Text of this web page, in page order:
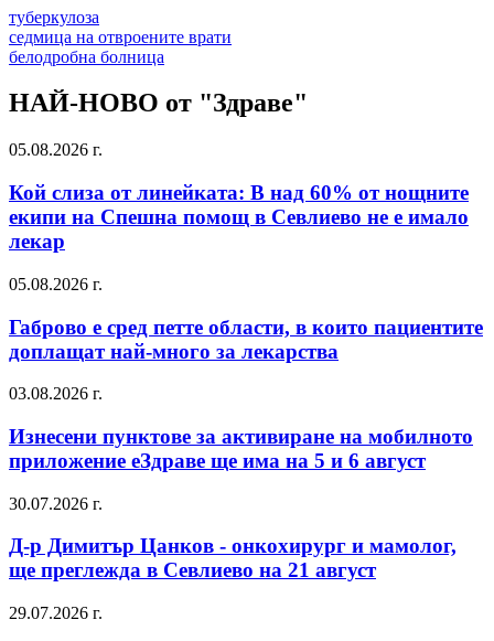
туберкулоза
седмица на отвроените врати
белодробна болница
НАЙ-НОВО от "Здраве"
05.08.2026 г.
Кой слиза от линейката: В над 60% от нощните
екипи на Спешна помощ в Севлиево не е имало
лекар
05.08.2026 г.
Габрово е сред петте области, в които пациентите
доплащат най-много за лекарства
03.08.2026 г.
Изнесени пунктове за активиране на мобилното
приложение еЗдраве ще има на 5 и 6 август
30.07.2026 г.
Д-р Димитър Цанков - онкохирург и мамолог,
ще преглежда в Севлиево на 21 август
29.07.2026 г.